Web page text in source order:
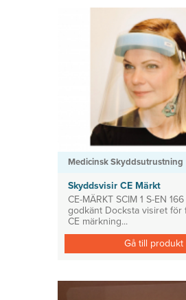
Medicinsk Skyddsutrustning
Skyddsvisir CE Märkt
CE-MÄRKT SCIM 1 S-EN
godkänt Docksta visiret för
CE märkning...
Gå till produkt